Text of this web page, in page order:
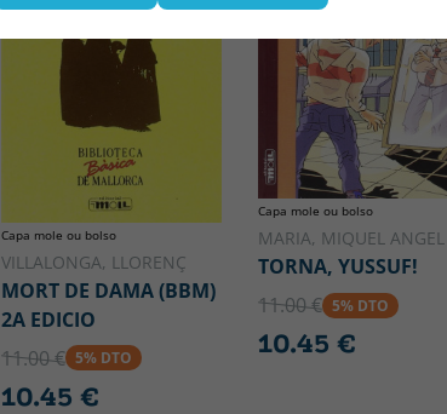
Capa mole ou bolso
VILLALONGA, LLORENÇ
MORT DE DAMA (BBM)
2A EDICIO
11.00 € 5% DTO
10.45 €
Capa mole ou bolso
MARIA, MIQUEL ANGEL
TORNA, YUSSUF!
11.00 € 5% DTO
10.45 €